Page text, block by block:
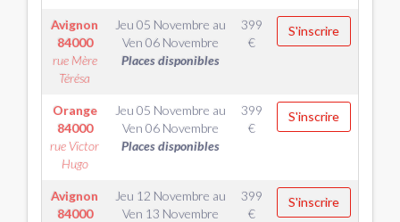
Avignon
84000
rue Mère
Térésa
Jeu 05 Novembre au
Ven 06 Novembre
Places disponibles
399
€
S'inscrire
Orange
84000
rue Victor
Hugo
Jeu 05 Novembre au
Ven 06 Novembre
Places disponibles
399
€
S'inscrire
Avignon
84000
Jeu 12 Novembre au
Ven 13 Novembre
399
€
S'inscrire